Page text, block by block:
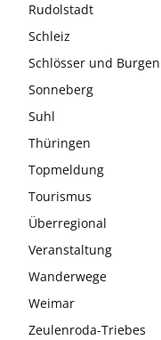
Rudolstadt
Schleiz
Schlösser und Burgen
Sonneberg
Suhl
Thüringen
Topmeldung
Tourismus
Überregional
Veranstaltung
Wanderwege
Weimar
Zeulenroda-Triebes